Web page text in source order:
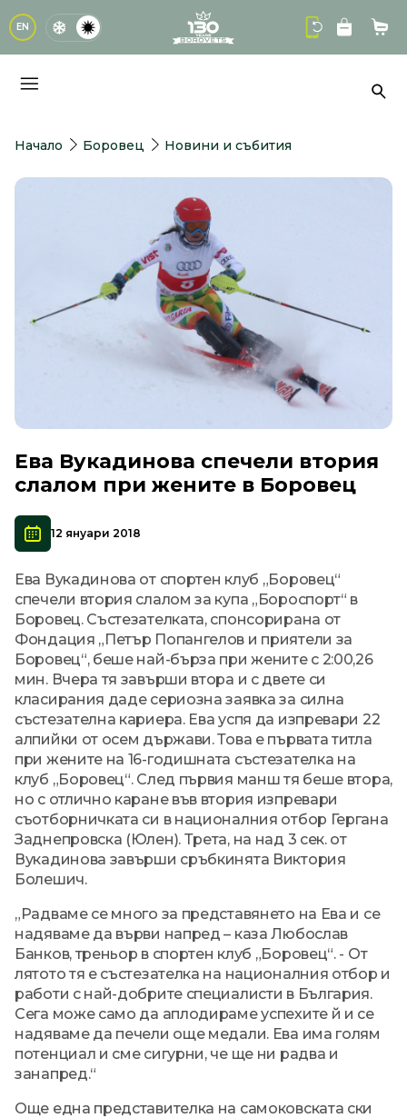
EN logo
Начало Боровец Новини и събития
Ева Вукадинова спечели втория
слалом при жените в Боровец
12 януари 2018
Ева Вукадинова от спортен клуб „Боровец“
спечели втория слалом за купа „Бороспорт“ в
Боровец. Състезателката, спонсорирана от
Фондация „Петър Попангелов и приятели за
Боровец“, беше най-бърза при жените с 2:00,26
мин. Вчера тя завърши втора и с двете си
класирания даде сериозна заявка за силна
състезателна кариера. Ева успя да изпревари 22
алпийки от осем държави. Това е първата титла
при жените на 16-годишната състезателка на
клуб „Боровец“. След първия манш тя беше втора,
но с отлично каране във втория изпревари
съотборничката си в националния отбор Гергана
Заднепровска (Юлен). Трета, на над 3 сек. от
Вукадинова завърши сръбкинята Виктория
Болешич.
„Радваме се много за представянето на Ева и се
надяваме да върви напред – каза Любослав
Банков, треньор в спортен клуб „Боровец“. - От
лятото тя е състезателка на националния отбор и
работи с най-добрите специалисти в България.
Сега може само да аплодираме успехите й и се
надяваме да печели още медали. Ева има голям
потенциал и сме сигурни, че ще ни радва и
занапред.“
Още една представителка на самоковската ски